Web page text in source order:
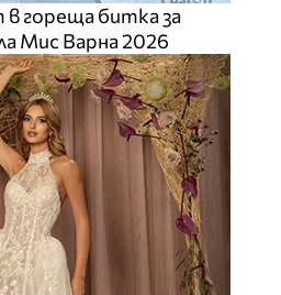
в гореща битка за
Мис Варна 2026